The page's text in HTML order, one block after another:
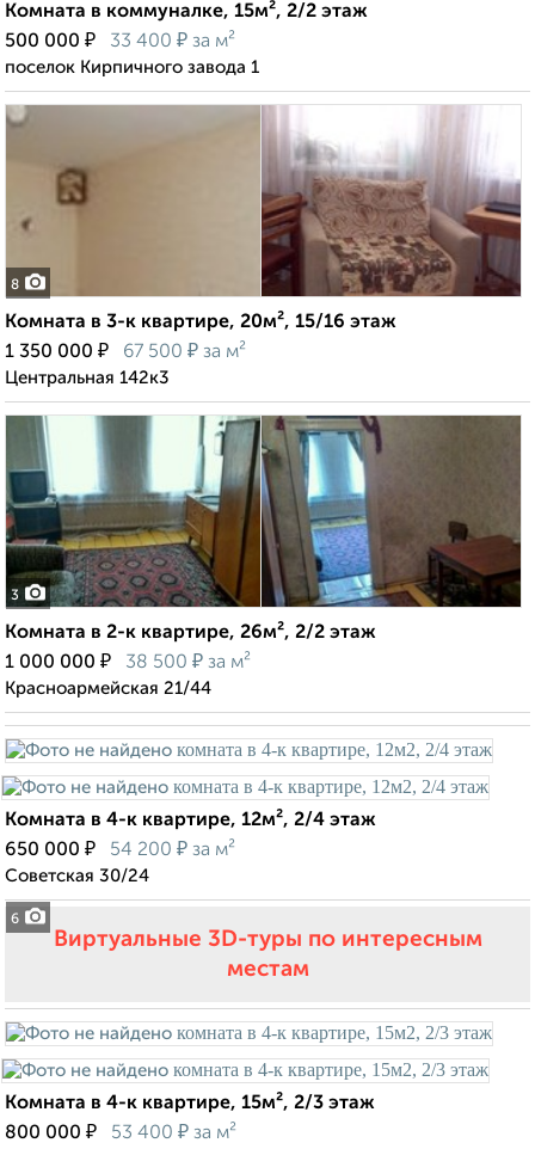
Комната в коммуналке, 15м², 2/2 этаж
500 000 ₽ 33 400 ₽ за м²
поселок Кирпичного завода 1
8
Комната в 3-к квартире, 20м², 15/16 этаж
1 350 000 ₽ 67 500 ₽ за м²
Центральная 142к3
3
Комната в 2-к квартире, 26м², 2/2 этаж
1 000 000 ₽ 38 500 ₽ за м²
Красноармейская 21/44
6
Комната в 4-к квартире, 12м², 2/4 этаж
650 000 ₽ 54 200 ₽ за м²
Советская 30/24
Виртуальные 3D-туры по интересным
местам
Комната в 4-к квартире, 15м², 2/3 этаж
800 000 ₽ 53 400 ₽ за м²